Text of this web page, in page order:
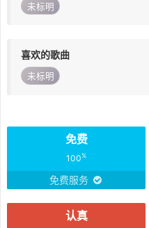
未标明
喜欢的歌曲
未标明
免费
100%
免费服务
认真